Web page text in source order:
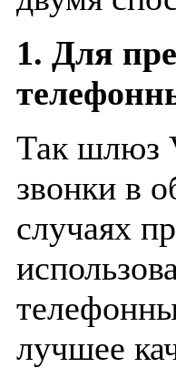
1. Для
Так шлюз
звонки в
случаях
лучшее